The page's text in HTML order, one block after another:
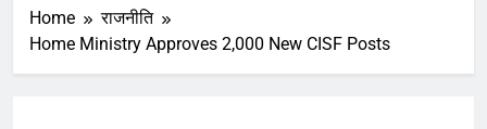
Home
राजनीति
Home Ministry Approves 2,000 New CISF Posts